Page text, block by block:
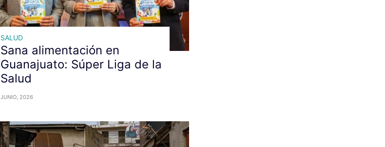
SALUD
Sana alimentación en
Guanajuato: Súper Liga de la
Salud
JUNIO, 2026